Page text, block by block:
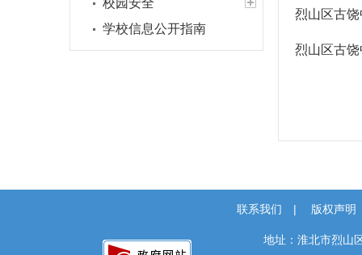
校园安全
学校信息公开指南
烈山区古
烈山区古
联系我们 | 版权声明
地址：淮北市烈山